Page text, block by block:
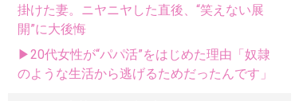
掛けた妻。ニヤニヤした直後、“笑えない展
開”に大後悔
▶20代女性が“パパ活”をはじめた理由「奴隷
のような生活から逃げるためだったんです」